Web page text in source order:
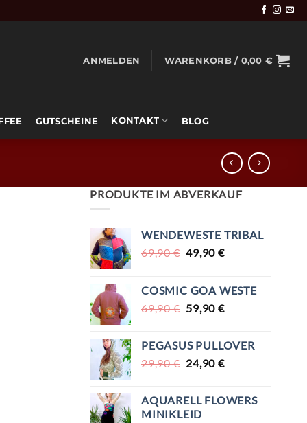
ANMELDEN WARENKORB / 0,00 €
GUTSCHEINE KONTAKT BLOG
PRODUKTE IM ABVERKAUF
WENDEWESTE TRIBAL
69,90€ URSPRÜNGLICHER
69,90 €
49,90€AKTUELLER
49,90 €.
COSMIC GOA WESTE
69,90€ URSPRÜNGLICHER
69,90 €
59,90€AKTUELLER
59,90 €.
PEGASUS PULLOVER
29,90€ URSPRÜNGLICHER
29,90 €
24,90€AKTUELLER
24,90 €.
AQUARELL FLOWERS
MINIKLEID